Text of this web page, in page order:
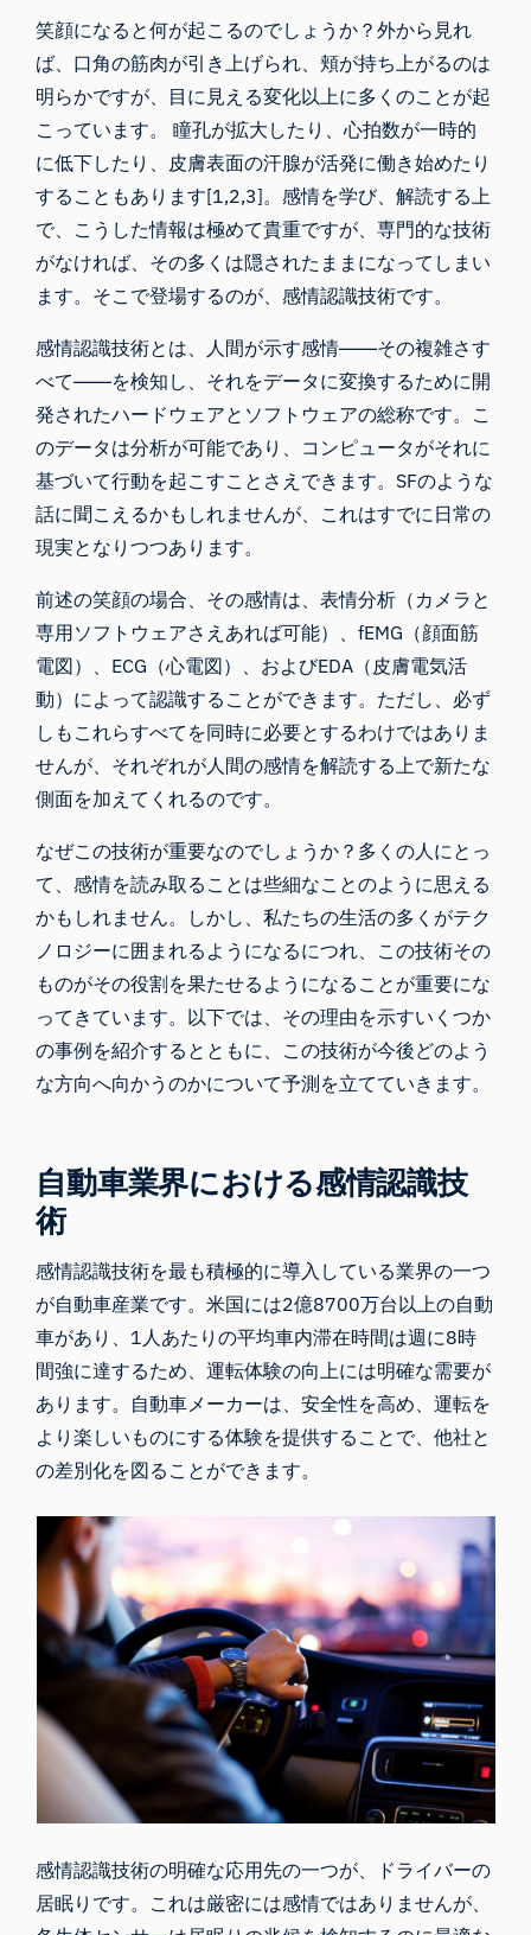
笑顔になると何が起こるのでしょうか？外から見れ
ば、口角の筋肉が引き上げられ、頬が持ち上がるのは
明らかですが、目に見える変化以上に多くのことが起
こっています。 瞳孔が拡大したり、心拍数が一時的
に低下したり、皮膚表面の汗腺が活発に働き始めたり
することもあります[1,2,3]。感情を学び、解読する上
で、こうした情報は極めて貴重ですが、専門的な技術
がなければ、その多くは隠されたままになってしまい
ます。そこで登場するのが、感情認識技術です。
感情認識技術とは、人間が示す感情――その複雑さす
べて――を検知し、それをデータに変換するために開
発されたハードウェアとソフトウェアの総称です。こ
のデータは分析が可能であり、コンピュータがそれに
基づいて行動を起こすことさえできます。SFのような
話に聞こえるかもしれませんが、これはすでに日常の
現実となりつつあります。
前述の笑顔の場合、その感情は、表情分析（カメラと
専用ソフトウェアさえあれば可能）、fEMG（顔面筋
電図）、ECG（心電図）、およびEDA（皮膚電気活
動）によって認識することができます。ただし、必ず
しもこれらすべてを同時に必要とするわけではありま
せんが、それぞれが人間の感情を解読する上で新たな
側面を加えてくれるのです。
なぜこの技術が重要なのでしょうか？多くの人にとっ
て、感情を読み取ることは些細なことのように思える
かもしれません。しかし、私たちの生活の多くがテク
ノロジーに囲まれるようになるにつれ、この技術その
ものがその役割を果たせるようになることが重要にな
ってきています。以下では、その理由を示すいくつか
の事例を紹介するとともに、この技術が今後どのよう
な方向へ向かうのかについて予測を立てていきます。
自動車業界における感情認識技
術
感情認識技術を最も積極的に導入している業界の一つ
が自動車産業です。米国には2億8700万台以上の自動
車があり、1人あたりの平均車内滞在時間は週に8時
間強に達するため、運転体験の向上には明確な需要が
あります。自動車メーカーは、安全性を高め、運転を
より楽しいものにする体験を提供することで、他社と
の差別化を図ることができます。
感情認識技術の明確な応用先の一つが、ドライバーの
居眠りです。これは厳密には感情ではありませんが、